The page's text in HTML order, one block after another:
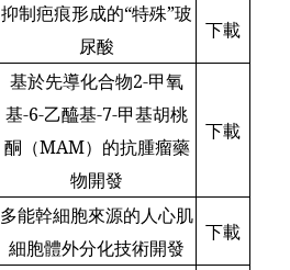
抑制疤痕形成的“特殊”玻
尿酸
下載
基於先導化合物2-甲氧
基-6-乙醯基-7-甲基胡桃
酮（MAM）的抗腫瘤藥
物開發
下載
多能幹細胞來源的人心肌
細胞體外分化技術開發
下載